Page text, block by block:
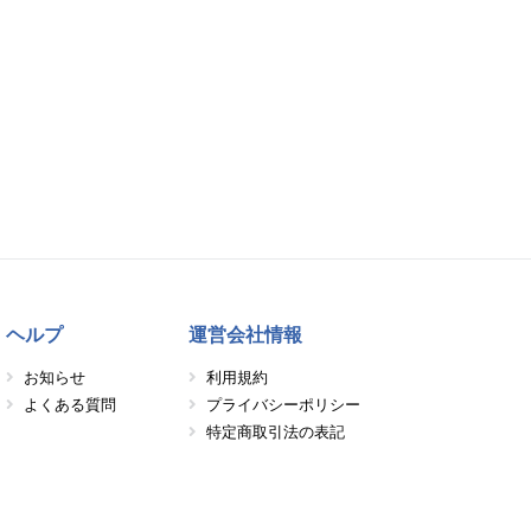
ヘルプ
お知らせ
よくある質問
運営会社情報
利用規約
プライバシーポリシー
特定商取引法の表記